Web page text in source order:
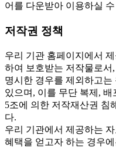
어를 다운받아 이용하실
저작권 정책
우리 기관 홈페이지에서
하여 보호받는 저작물로서
명시한 경우를 제외하고는
있으며, 이를 무단 복제,
5조에 의한 저작재산권 침
다.
우리 기관에서 제공하는
혜택을 얻고자 하는 경우